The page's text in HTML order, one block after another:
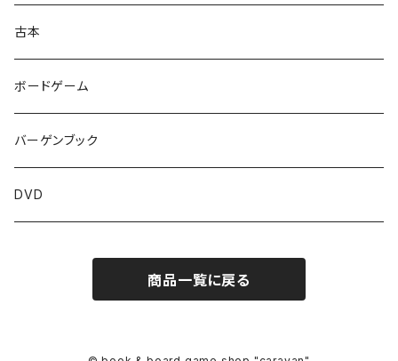
古本
ボードゲーム
バーゲンブック
DVD
商品一覧に戻る